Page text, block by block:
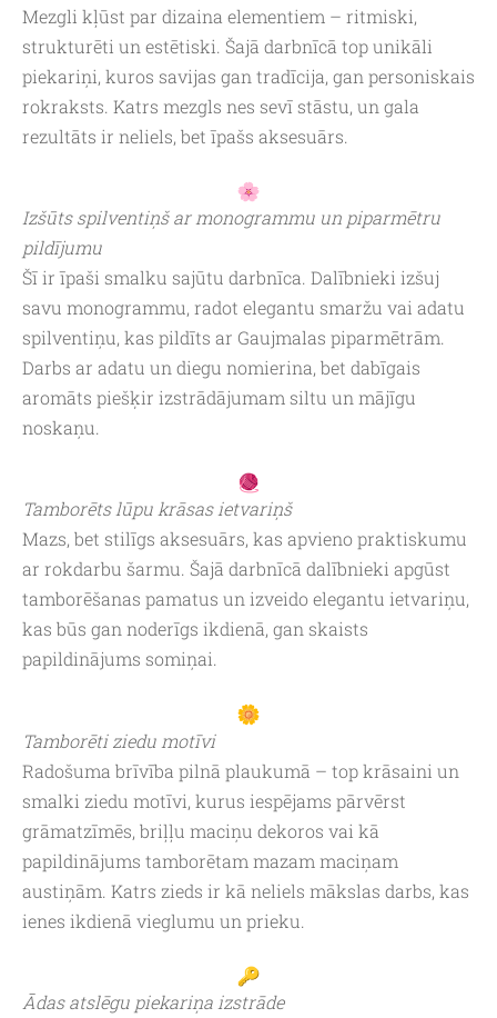
Mezgli kļūst par dizaina elementiem – ritmiski,
strukturēti un estētiski. Šajā darbnīcā top unikāli
piekariņi, kuros savijas gan tradīcija, gan personiskais
rokraksts. Katrs mezgls nes sevī stāstu, un gala
rezultāts ir neliels, bet īpašs aksesuārs.
Izšūts spilventiņš ar monogrammu un piparmētru
pildījumu
Šī ir īpaši smalku sajūtu darbnīca. Dalībnieki izšuj
savu monogrammu, radot elegantu smaržu vai adatu
spilventiņu, kas pildīts ar Gaujmalas piparmētrām.
Darbs ar adatu un diegu nomierina, bet dabīgais
aromāts piešķir izstrādājumam siltu un mājīgu
noskaņu.
Tamborēts lūpu krāsas ietvariņš
Mazs, bet stilīgs aksesuārs, kas apvieno praktiskumu
ar rokdarbu šarmu. Šajā darbnīcā dalībnieki apgūst
tamborēšanas pamatus un izveido elegantu ietvariņu,
kas būs gan noderīgs ikdienā, gan skaists
papildinājums somiņai.
Tamborēti ziedu motīvi
Radošuma brīvība pilnā plaukumā – top krāsaini un
smalki ziedu motīvi, kurus iespējams pārvērst
grāmatzīmēs, briļļu maciņu dekoros vai kā
papildinājums tamborētam mazam maciņam
austiņām. Katrs zieds ir kā neliels mākslas darbs, kas
ienes ikdienā vieglumu un prieku.
Ādas atslēgu piekariņa izstrāde